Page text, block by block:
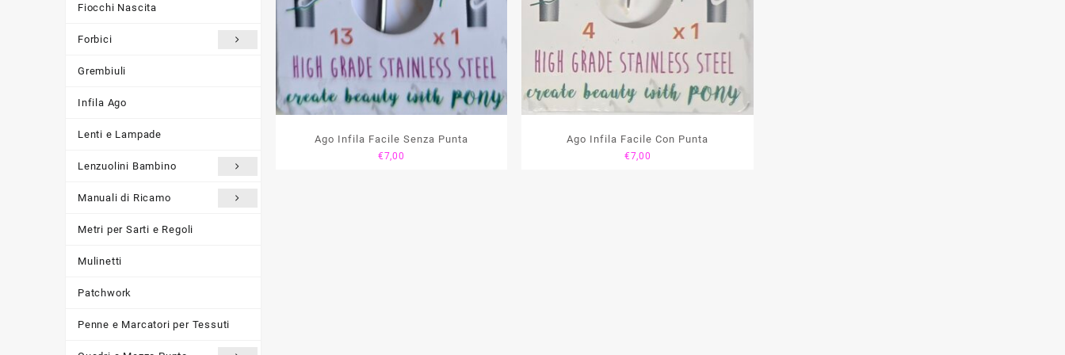
Fiocchi Nascita
Forbici
Grembiuli
Infila Ago
Lenti e Lampade
Lenzuolini Bambino
Manuali di Ricamo
Metri per Sarti e Regoli
Mulinetti
Patchwork
Penne e Marcatori per Tessuti
Ago Infila Facile Senza Punta
€7,00
Ago Infila Facile Con Punta
€7,00